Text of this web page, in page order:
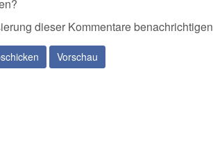
dieser Kommentare benachrichtigen